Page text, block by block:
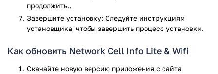
Приложение Network Cell Info Lite & Wifi прошло проверку
антивирусом VirusTotal. В результате проверки по всем
последним сигнатурам заражения файлов не выявлено.
продолжить..
Завершите установку: Следуйте инструкциям
установщика, чтобы завершить процесс установки.
Как обновить Network Cell Info Lite & Wifi
Скачайте новую версию приложения с сайта